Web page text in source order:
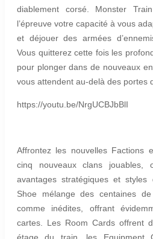
diablement corsé. Monster
l’épreuve votre capacité à vous
et déjouer des armées
Vous quitterez cette fois les
pour plonger dans de nouveaux
vous attendent au-delà des portes
https://youtu.be/NrgUCBJbBlI
Affrontez les nouvelles Factions
cinq nouveaux clans jouables,
avantages stratégiques et
Shoe mélange des centaines
comme inédites, offrant
cartes. Les Room Cards offrent